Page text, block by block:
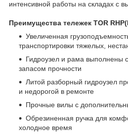
интенсивной работы на складах с
Преимущества тележек TOR
Увеличенная
транспортировки тяжелых,
Гидроузел и рама выполнены
запасом прочности
Литой разборный гидроузел
и недорогой в ремонте
Прочные вилы с
Обрезиненная ручка для
холодное время